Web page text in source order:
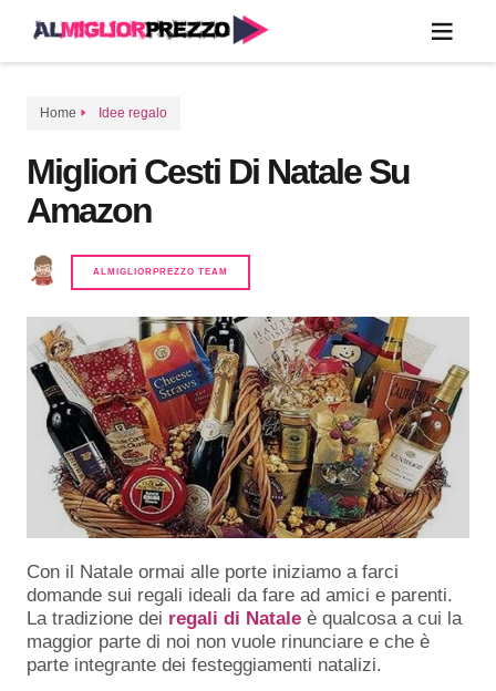
Home Idee regalo
Migliori Cesti Di Natale Su
Amazon
ALMIGLIORPREZZO TEAM
Con il Natale ormai alle porte iniziamo a farci
domande sui regali ideali da fare ad amici e parenti.
La tradizione dei regali di Natale è qualcosa a cui la
maggior parte di noi non vuole rinunciare e che è
parte integrante dei festeggiamenti natalizi.